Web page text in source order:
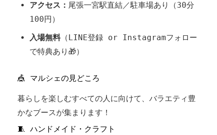
アクセス： 尾張一宮駅直結／駐車場あり（30分
100円）
入場無料（LINE登録 or Instagramフォロー
で特典あり🎁）
🎪 マルシェの見どころ
暮らしを楽しむすべての人に向けて、バラエティ豊
かなブースが集まります！
🧵 ハンドメイド・クラフト